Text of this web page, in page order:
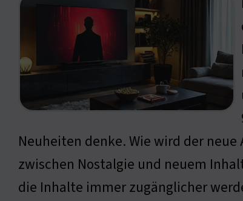
Neuheiten denke. Wie wird der
zwischen Nostalgie und neuem
die Inhalte immer zugänglicher